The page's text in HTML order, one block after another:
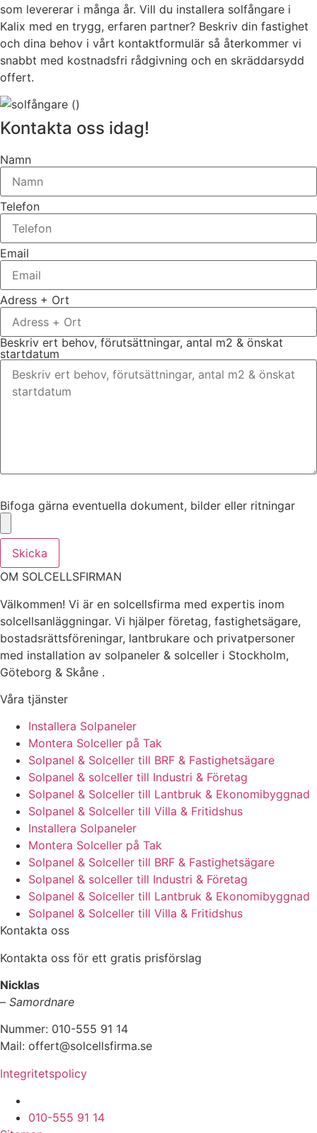
som levererar i många år. Vill du installera solfångare i
Kalix med en trygg, erfaren partner? Beskriv din fastighet
och dina behov i vårt kontaktformulär så återkommer vi
snabbt med kostnadsfri rådgivning och en skräddarsydd
offert.
Kontakta oss idag!
Namn
Telefon
Email
Adress + Ort
Beskriv ert behov, förutsättningar, antal m2 & önskat
startdatum
Bifoga gärna eventuella dokument, bilder eller ritningar
Skicka
OM SOLCELLSFIRMAN
Välkommen! Vi är en solcellsfirma med expertis inom
solcellsanläggningar. Vi hjälper företag, fastighetsägare,
bostadsrättsföreningar, lantbrukare och privatpersoner
med installation av solpaneler & solceller i Stockholm,
Göteborg & Skåne .
Våra tjänster
Installera Solpaneler
Montera Solceller på Tak
Solpanel & Solceller till BRF & Fastighetsägare
Solpanel & solceller till Industri & Företag
Solpanel & Solceller till Lantbruk & Ekonomibyggnad
Solpanel & Solceller till Villa & Fritidshus
Installera Solpaneler
Montera Solceller på Tak
Solpanel & Solceller till BRF & Fastighetsägare
Solpanel & solceller till Industri & Företag
Solpanel & Solceller till Lantbruk & Ekonomibyggnad
Solpanel & Solceller till Villa & Fritidshus
Kontakta oss
Kontakta oss för ett gratis prisförslag
Nicklas
– Samordnare
Nummer: 010-555 91 14
Mail: offert@solcellsfirma.se
Integritetspolicy
010-555 91 14